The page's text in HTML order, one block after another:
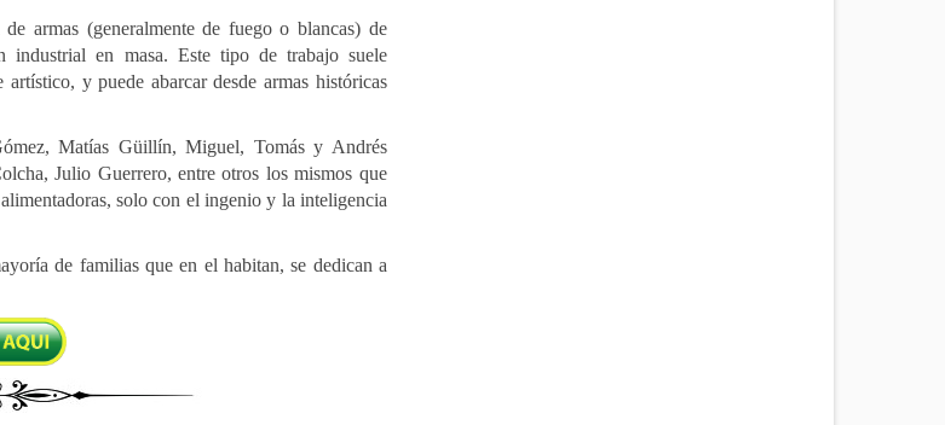
armas (generalmente de fuego o blancas) de
industrial en masa. Este tipo de trabajo suele
y puede abarcar desde armas históricas
Matías Güillín, Miguel, Tomás y Andrés
Julio Guerrero, entre otros los mismos que
solo con el ingenio y la inteligencia
de familias que en el habitan, se dedican a